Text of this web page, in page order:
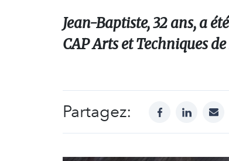
Jean-Baptiste, 32 ans, a
CAP Arts et Techniques
Partagez: facebooklinkedinmail